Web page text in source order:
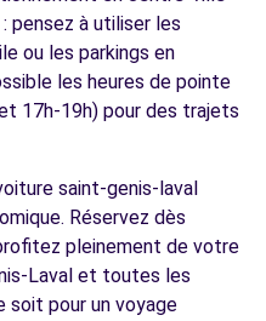
pensez à utiliser les
ou les parkings en
les heures de pointe
17h-19h) pour des trajets
saint-genis-laval
Réservez dès
pleinement de votre
Laval et toutes les
soit pour un voyage